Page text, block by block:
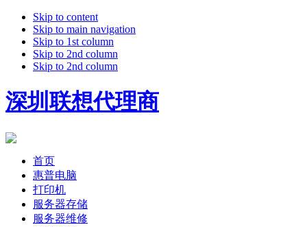
Skip to content
Skip to main navigation
Skip to 1st column
Skip to 2nd column
Skip to 2nd column
深圳联想代理商
首页
惠普电脑
打印机
服务器存储
服务器维修